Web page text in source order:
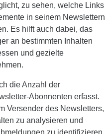
zu sehen, welche Links
in seinem Newslettern
Es hilft auch dabei, das
an bestimmten Inhalten
und gezielte
die Anzahl der
Abonnenten erfasst.
Versender des Newsletters,
zu analysieren und
zu identifizieren.